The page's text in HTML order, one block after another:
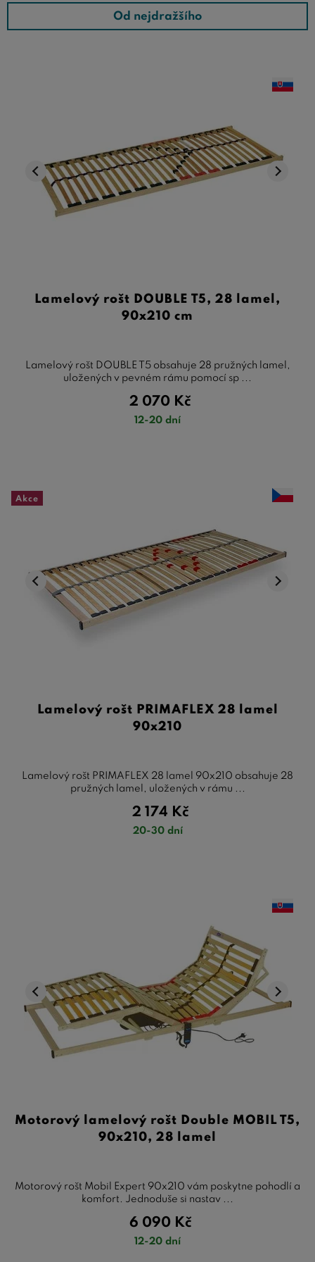
Od nejdražšího
Lamelový rošt DOUBLE T5, 28 lamel,
90x210 cm
Lamelový rošt DOUBLE T5 obsahuje 28 pružných lamel,
uložených v pevném rámu pomocí sp ...
2 070 Kč
12-20 dní
Akce
Lamelový rošt PRIMAFLEX 28 lamel
90x210
Lamelový rošt PRIMAFLEX 28 lamel 90x210 obsahuje 28
pružných lamel, uložených v rámu ...
2 174 Kč
20-30 dní
Motorový lamelový rošt Double MOBIL T5,
90x210, 28 lamel
Motorový rošt Mobil Expert 90x210 vám poskytne pohodlí a
komfort. Jednoduše si nastav ...
6 090 Kč
12-20 dní